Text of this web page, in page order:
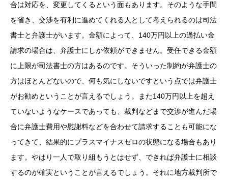
合は対応を、変更してくるという面もあります。そのような手間
を省き、交渉を有利に進めてくれる人として考えられるのは司法
書士と弁護士がいます。金額によって、140万円以上の過払い金
請求の場合は、弁護士にしか依頼ができません。受任できる金額
に上限が司法書士の方はあるのです。そういった制約が弁護士の
方はほとんどないので、何も気にしないですという点では弁護士
がお勧めということが言えるでしょう。また140万円以上を超え
ていないようなケースであっても、裁判などまで交渉が進んだ場
合に弁護士費用や慰謝料などを合わせて請求することも可能にな
ってきて、結果的にプラスマイナスゼロの状態になる場合もあり
ます。やはり一人で取り組もうとはせず、できれば弁護士に相談
するのが確実ということが言えるでしょう。それに地方裁判所で